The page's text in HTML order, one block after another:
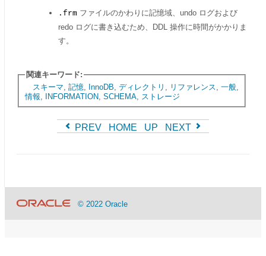
.frm ファイルのかわりに記憶域、undo ログおよび
redo ログに書き込むため、DDL 操作に時間がかかりま
す。
関連キーワード:
スキーマ 記憶, InnoDB ディレクトリ リファレンス 一般,
情報
INFORMATION, SCHEMA, ストレージ
PREV HOME UP NEXT
© 2022 Oracle